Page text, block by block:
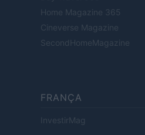
Home Magazine 365
Cineverse Magazine
SecondHomeMagazine
FRANÇA
InvestirMag